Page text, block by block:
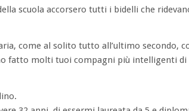
scuola accorsero tutti i bidelli che
come al solito tutto all’ultimo secondo,
fatto molti tuoi compagni più intelligenti